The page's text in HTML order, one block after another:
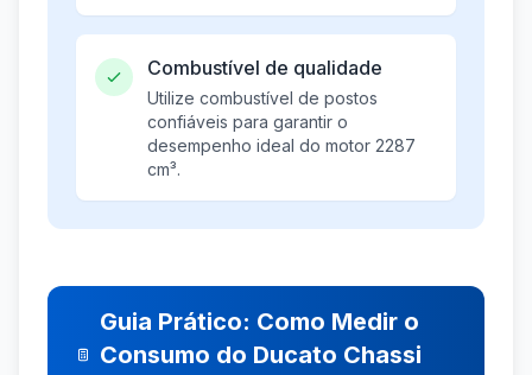
Combustível de qualidade
Utilize combustível de postos
confiáveis para garantir o
desempenho ideal do motor 2287
cm³.
Guia Prático: Como Medir o
Consumo do Ducato Chassi